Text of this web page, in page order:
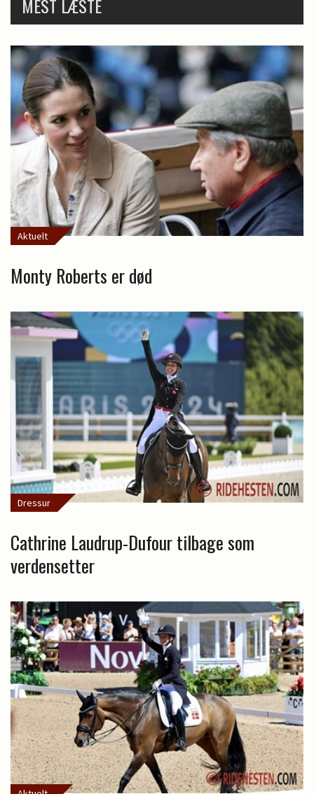
MEST LÆSTE
Aktuelt
Monty Roberts er død
Dressur
Cathrine Laudrup-Dufour tilbage som
verdensetter